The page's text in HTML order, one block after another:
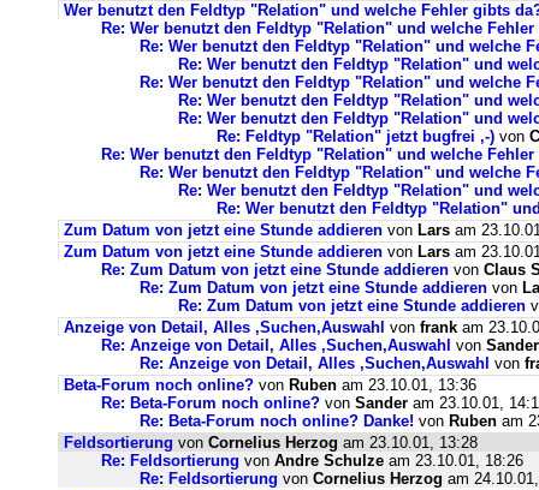
Wer benutzt den Feldtyp "Relation" und welche Fehler gibts
Re: Wer benutzt den Feldtyp "Relation" und welche
Re: Wer benutzt den Feldtyp "Relation" und welche
Re: Wer benutzt den Feldtyp "Relation" und
Re: Wer benutzt den Feldtyp "Relation" und welche
Re: Wer benutzt den Feldtyp "Relation" und
Re: Wer benutzt den Feldtyp "Relation" und
Re: Feldtyp "Relation" jetzt bugfrei ,-) von
Re: Wer benutzt den Feldtyp "Relation" und welche
Re: Wer benutzt den Feldtyp "Relation" und welche
Re: Wer benutzt den Feldtyp "Relation" und
Re: Wer benutzt den Feldtyp "Relation"
Zum Datum von jetzt eine Stunde addieren von Lars am
Zum Datum von jetzt eine Stunde addieren von Lars am
Re: Zum Datum von jetzt eine Stunde addieren von Claus
Re: Zum Datum von jetzt eine Stunde addieren von
Re: Zum Datum von jetzt eine Stunde addieren
Anzeige von Detail, Alles ,Suchen,Auswahl von frank am
Re: Anzeige von Detail, Alles ,Suchen,Auswahl von Sander
Re: Anzeige von Detail, Alles ,Suchen,Auswahl von
Beta-Forum noch online? von Ruben am 23.10.01, 13:36
Re: Beta-Forum noch online? von Sander am 23.10.01,
Re: Beta-Forum noch online? Danke! von Ruben am
Feldsortierung von Cornelius Herzog am 23.10.01, 13:28
Re: Feldsortierung von Andre Schulze am 23.10.01, 18:26
Re: Feldsortierung von Cornelius Herzog am